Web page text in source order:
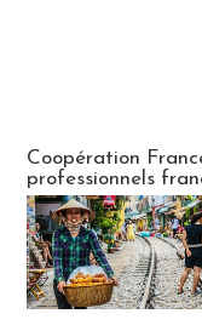
Coopération
professionnels